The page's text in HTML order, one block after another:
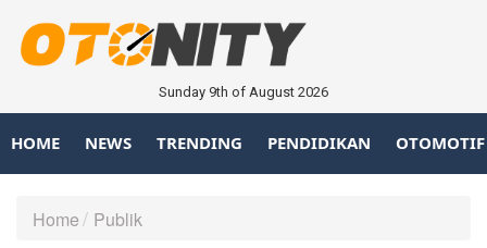
Sunday 9th of August 2026
HOME NEWS TRENDING PENDIDIKAN OTOMOTIF
Home Publik